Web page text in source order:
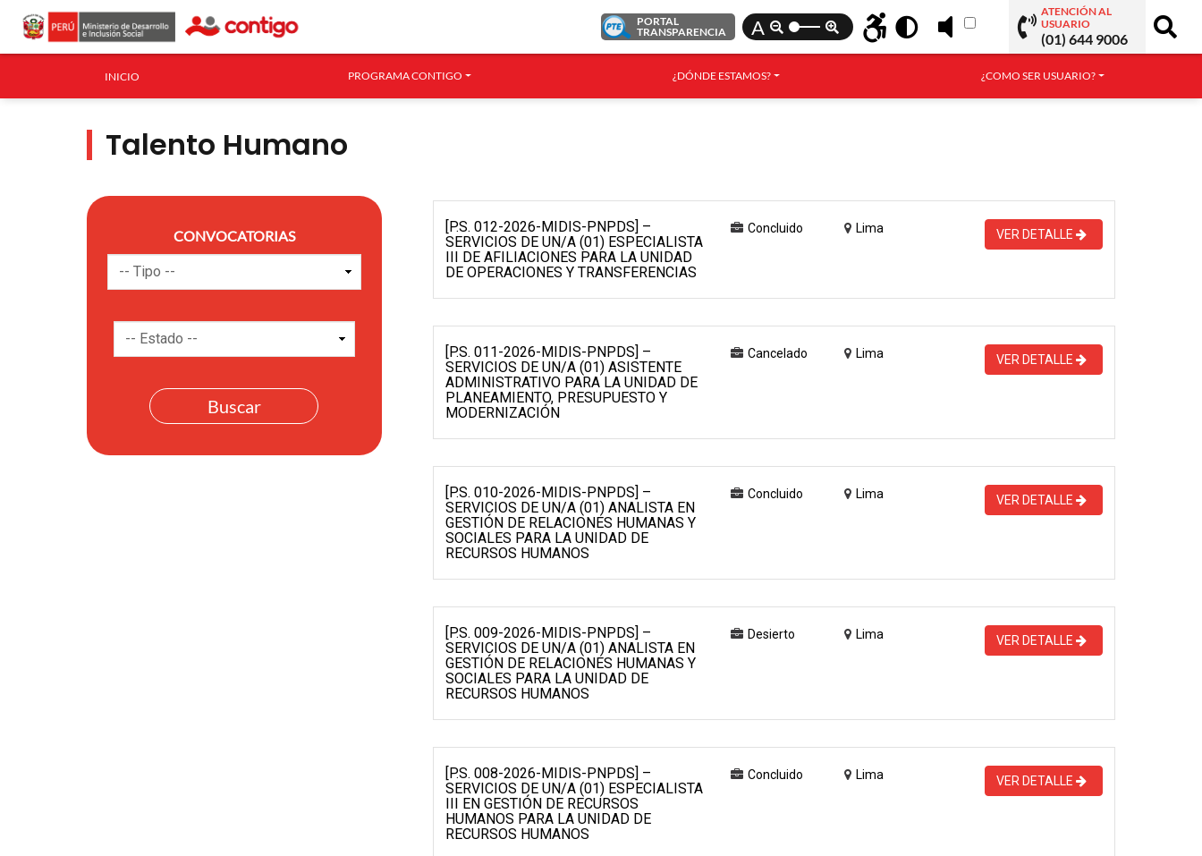
PORTAL
TRANSPARENCIA
A
ATENCIÓN AL
USUARIO
(01) 644 9006
INICIO PROGRAMA CONTIGO ¿DÓNDE ESTAMOS? ¿COMO SER USUARIO?
Talento Humano
CONVOCATORIAS
[P.S. 012-2026-MIDIS-PNPDS] –
SERVICIOS DE UN/A (01) ESPECIALISTA
III DE AFILIACIONES PARA LA UNIDAD
DE OPERACIONES Y TRANSFERENCIAS
Concluido Lima VER DETALLE
[P.S. 011-2026-MIDIS-PNPDS] –
SERVICIOS DE UN/A (01) ASISTENTE
ADMINISTRATIVO PARA LA UNIDAD DE
PLANEAMIENTO, PRESUPUESTO Y
MODERNIZACIÓN
Cancelado Lima VER DETALLE
[P.S. 010-2026-MIDIS-PNPDS] –
SERVICIOS DE UN/A (01) ANALISTA EN
GESTIÓN DE RELACIONES HUMANAS Y
SOCIALES PARA LA UNIDAD DE
RECURSOS HUMANOS
Concluido Lima VER DETALLE
[P.S. 009-2026-MIDIS-PNPDS] –
SERVICIOS DE UN/A (01) ANALISTA EN
GESTIÓN DE RELACIONES HUMANAS Y
SOCIALES PARA LA UNIDAD DE
RECURSOS HUMANOS
Desierto Lima VER DETALLE
[P.S. 008-2026-MIDIS-PNPDS] –
SERVICIOS DE UN/A (01) ESPECIALISTA
III EN GESTIÓN DE RECURSOS
HUMANOS PARA LA UNIDAD DE
RECURSOS HUMANOS
Concluido Lima VER DETALLE